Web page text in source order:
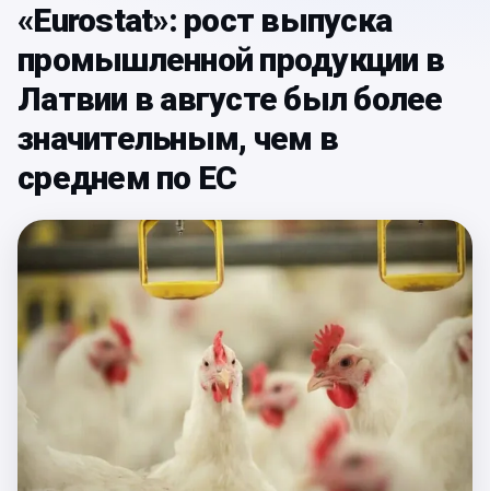
«Eurostat»: рост выпуска
промышленной продукции в
Латвии в августе был более
значительным, чем в
среднем по ЕС